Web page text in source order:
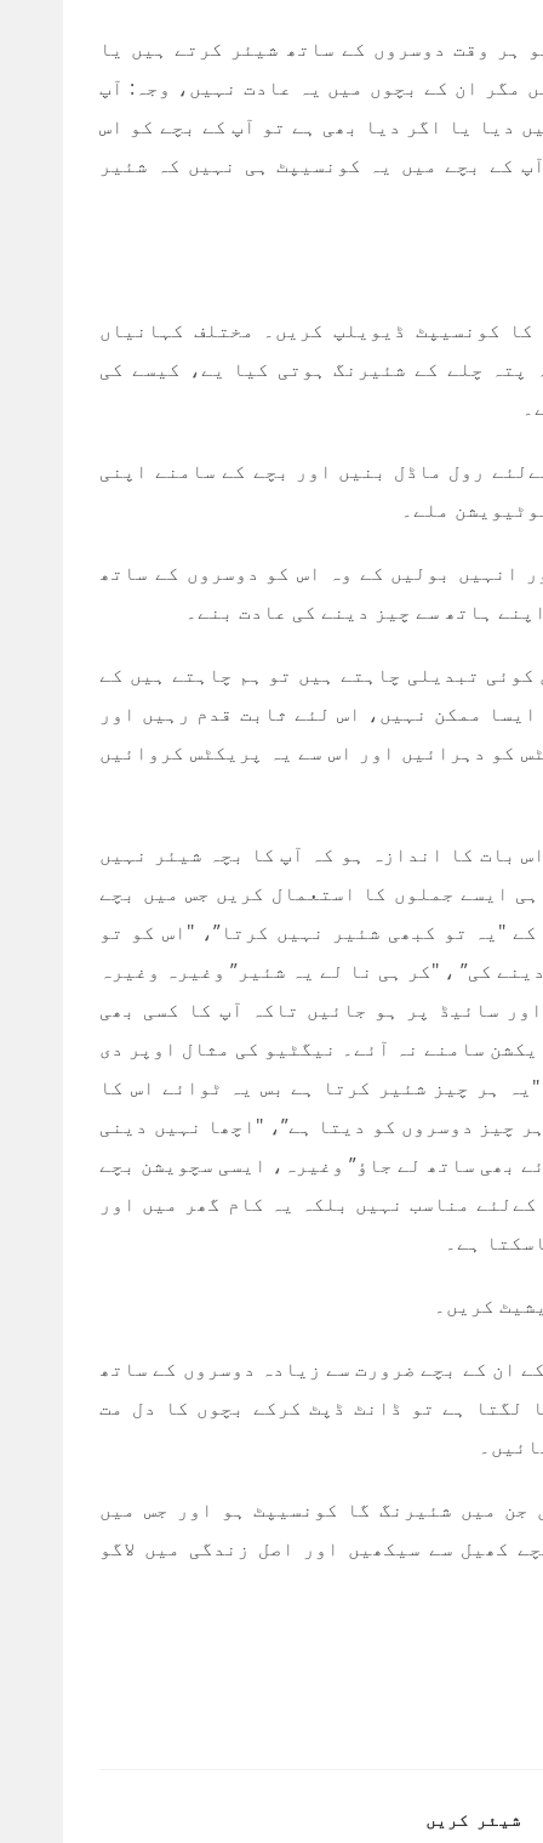
ہر وقت دوسروں کے ساتھ شیئر کرتے ہیں یا
مگر ان کے بچوں میں یہ عادت نہیں، وجہ: آپ
دیا یا اگر دیا بھی ہے تو آپ کے بچے کو اس
کے بچے میں یہ کونسیپٹ ہی نہیں کہ شئیر
کونسیپٹ ڈیویلپ کریں۔ مختلف کہانیاں
پتہ چلے کے شئیرنگ ہوتی کیا یے، کیسے کی
رول ماڈل بنیں اور بچے کے سامنے اپنی
ملے۔
انہیں بولیں کے وہ اس کو دوسروں کے ساتھ
ہاتھ سے چیز دینے کی عادت بنے۔
تبدیلی چاہتے ہیں تو ہم چاہتے ہیں کے
ممکن نہیں، اس لئے ثابت قدم رہیں اور
کو دہرائیں اور اس سے یہ پریکٹس کروائیں
بات کا اندازہ ہو کہ آپ کا بچہ شیئر نہیں
ایسے جملوں کا استعمال کریں جس میں بچے
"یہ تو کبھی شئیر نہیں کرتا”، "اس کو تو
کی” ، "کر ہی نا لے یہ شئیر” وغیرہ وغیرہ
سائیڈ پر ہو جائیں تاکہ آپ کا کسی بھی
سامنے نہ آئے۔ نیگٹیو کی مثال اوپر دی
ہر چیز شئیر کرتا ہے بس یہ ٹوائے اس کا
چیز دوسروں کو دیتا ہے”، "اچھا نہیں دینی
بھی ساتھ لے جاؤ” وغیرہ، ایسی سچویشن بچے
مناسب نہیں بلکہ یہ کام گھر میں اور
ہے۔
کریں۔
ان کے بچے ضرورت سے زیادہ دوسروں کے ساتھ
لگتا ہے تو ڈانٹ ڈپٹ کرکے بچوں کا دل مت
میں شئیرنگ گا کونسیپٹ ہو اور جس میں
کھیل سے سیکھیں اور اصل زندگی میں لاگو
شیئر کریں